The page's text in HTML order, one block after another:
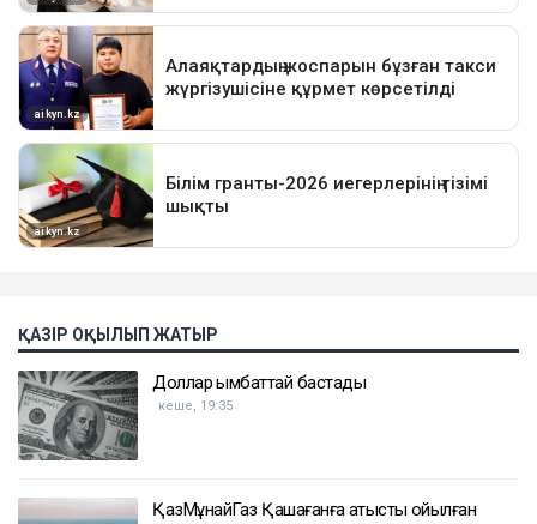
ҚАЗІР ОҚЫЛЫП ЖАТЫР
Доллар қымбаттай бастады
кеше, 19:35
ҚазМұнайГаз Қашағанға қатысты қойылған